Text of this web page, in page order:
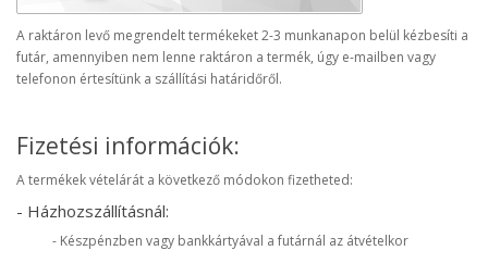
A raktáron levő megrendelt termékeket 2-3 munkanapon belül kézbesíti a
futár, amennyiben nem lenne raktáron a termék, úgy e-mailben vagy
telefonon értesítünk a szállítási határidőről.
Fizetési információk:
A termékek vételárát a következő módokon fizetheted:
- Házhozszállításnál:
- Készpénzben vagy bankkártyával a futárnál az átvételkor